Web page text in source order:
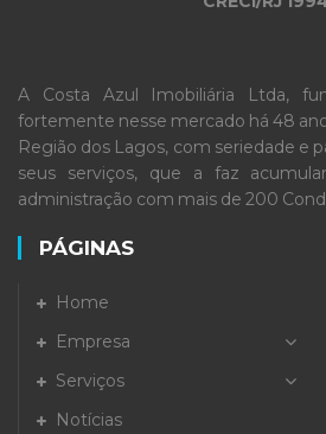
A Costa Azul Imobiliária Ltda,
fortemente nesse mercado há 48
Região dos Lagos, com seriedade e
seus serviços, que a faz
administração com mais de 200
PÁGINAS
Home
Empresa
Serviços
Notícias